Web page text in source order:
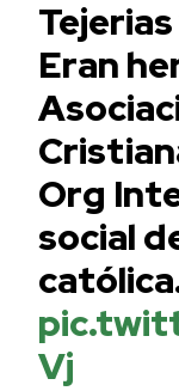
Eran
Org
social
Vj